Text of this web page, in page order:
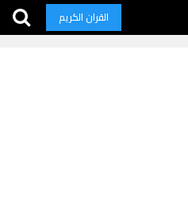
القران الكريم